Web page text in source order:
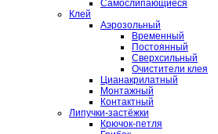
Самослипающиеся
Клей
Аэрозольный
Временный
Постоянный
Сверхсильный
Очистители клея
Цианакрилатный
Монтажный
Контактный
Липучки-застёжки
Крючок-петля